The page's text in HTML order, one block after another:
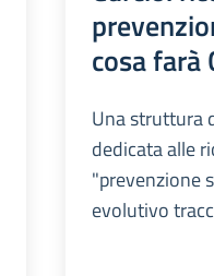
cosa farà
Una struttura
dedicata alle
"prevenzione
evolutivo